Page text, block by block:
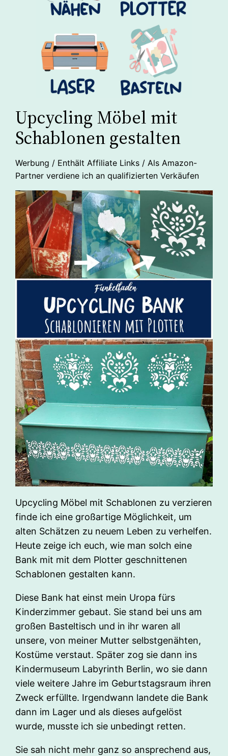
Upcycling Möbel mit
Schablonen gestalten
Werbung / Enthält Affiliate Links / Als Amazon-
Partner verdiene ich an qualifizierten Verkäufen
Upcycling Möbel mit Schablonen zu verzieren
finde ich eine großartige Möglichkeit, um
alten Schätzen zu neuem Leben zu verhelfen.
Heute zeige ich euch, wie man solch eine
Bank mit mit dem Plotter geschnittenen
Schablonen gestalten kann.
Diese Bank hat einst mein Uropa fürs
Kinderzimmer gebaut. Sie stand bei uns am
großen Basteltisch und in ihr waren all
unsere, von meiner Mutter selbstgenähten,
Kostüme verstaut. Später zog sie dann ins
Kindermuseum Labyrinth Berlin, wo sie dann
viele weitere Jahre im Geburtstagsraum ihren
Zweck erfüllte. Irgendwann landete die Bank
dann im Lager und als dieses aufgelöst
wurde, musste ich sie unbedingt retten.
Sie sah nicht mehr ganz so ansprechend aus,